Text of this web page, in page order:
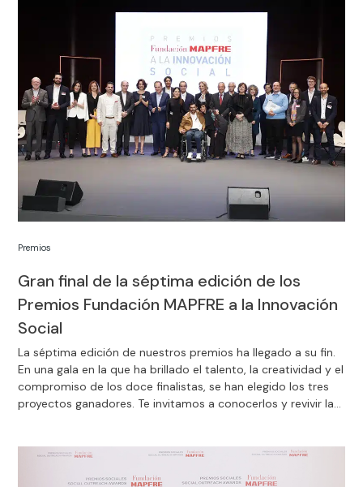
Gran final de la séptima edición de los
Premios Fundación MAPFRE a la Innovación
Social
Premios
La séptima edición de nuestros premios ha llegado a su fin.
En una gala en la que ha brillado el talento, la creatividad y el
compromiso de los doce finalistas, se han elegido los tres
proyectos ganadores. Te invitamos a conocerlos y revivir la